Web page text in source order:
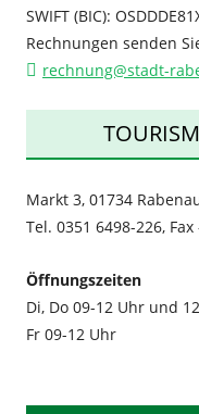
SWIFT (BIC):
Rechnungen senden
rechnung@stadt-
Markt 3, 01734
Tel. 0351 6498-226, Fax
Öffnungszeiten
Di, Do 09-12 Uhr und
Fr 09-12 Uhr